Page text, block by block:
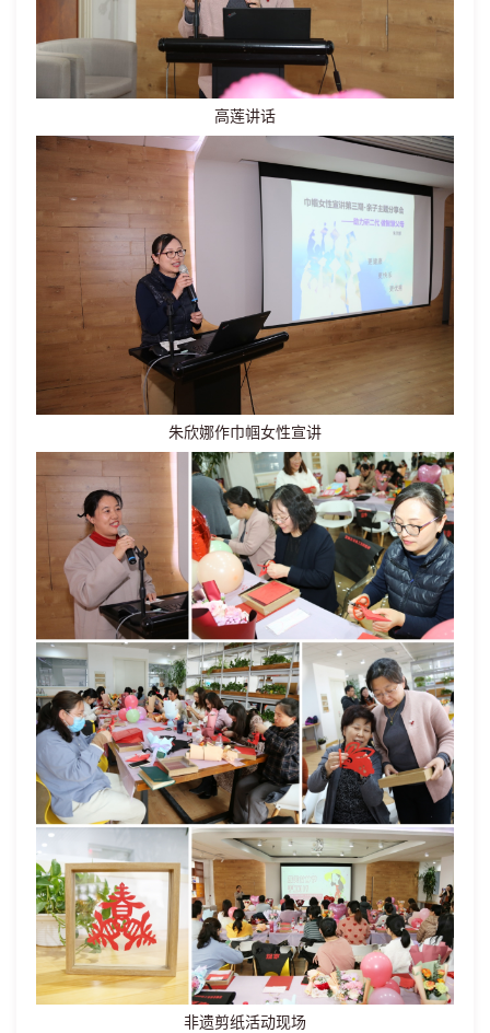
高莲讲话
朱欣娜作巾帼女性宣讲
非遗剪纸活动现场